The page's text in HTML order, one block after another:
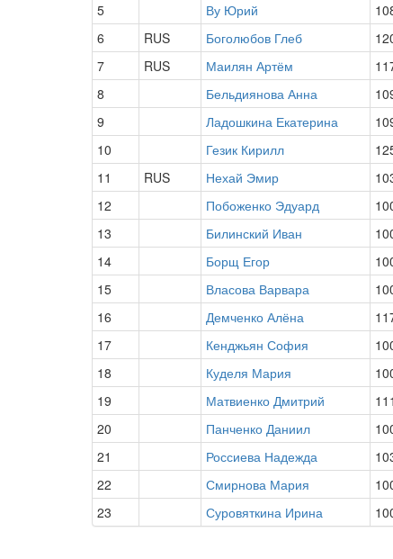
5
Ву Юрий
6
RUS Боголюбов Глеб
7
RUS Маилян Артём
8
Бельдиянова Анна
9
Ладошкина Екатерина
10
Гезик Кирилл
11
RUS Нехай Эмир
12
Побоженко Эдуард
13
Билинский Иван
14
Борщ Егор
15
Власова Варвара
16
Демченко Алёна
17
Кенджьян София
18
Куделя Мария
19
Матвиенко Дмитрий
20
Панченко Даниил
21
Россиева Надежда
22
Смирнова Мария
23
Суровяткина Ирина